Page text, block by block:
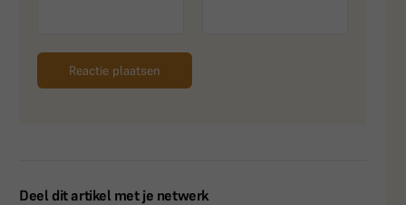
Deel dit artikel met je netwerk